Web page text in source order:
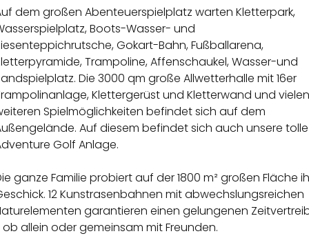
dem großen Abenteuerspielplatz warten Kletterpark,
Boots-Wasser- und
Gokart-Bahn, Fußballarena,
Trampoline, Affenschaukel, Wasser-und
Die 3000 qm große Allwetterhalle mit 16er
Klettergerüst und Kletterwand und vielen
Spielmöglichkeiten befindet sich auf dem
Auf diesem befindet sich auch unsere tolle
Golf Anlage.
ganze Familie probiert auf der 1800 m² großen Fläche
12 Kunstrasenbahnen mit abwechslungsreichen
garantieren einen gelungenen
allein oder gemeinsam mit Freunden.